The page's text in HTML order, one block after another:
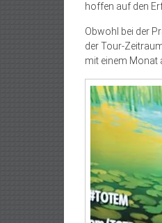
hoffen auf den
Obwohl bei der
der Tour-
mit einem Monat